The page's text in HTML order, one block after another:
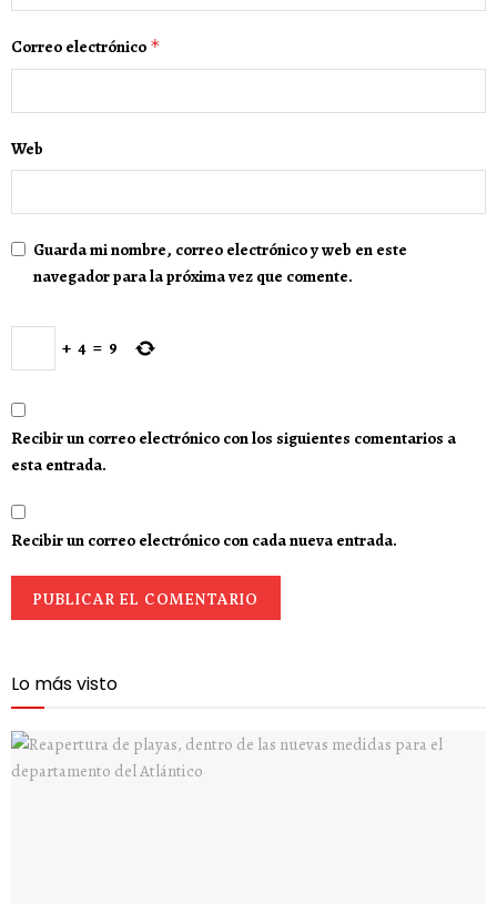
Correo electrónico *
Web
Guarda mi nombre, correo electrónico y web en este
navegador para la próxima vez que comente.
+ 4 = 9
Recibir un correo electrónico con los siguientes comentarios a
esta entrada.
Recibir un correo electrónico con cada nueva entrada.
Lo más visto